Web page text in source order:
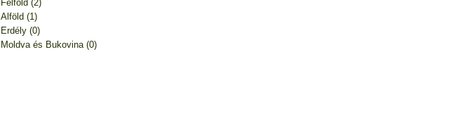
Felföld (2)
Alföld (1)
Erdély (0)
Moldva és Bukovina (0)